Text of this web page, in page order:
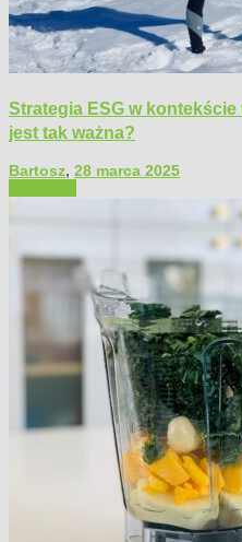
Strategia ESG w
jest tak ważna?
Bartosz, 28 marca 2025